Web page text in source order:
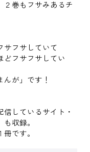
２巻もフサみあるチ
サフサしていて
どフサフサしてい
が」です！
しているサイト・
収録。
です。